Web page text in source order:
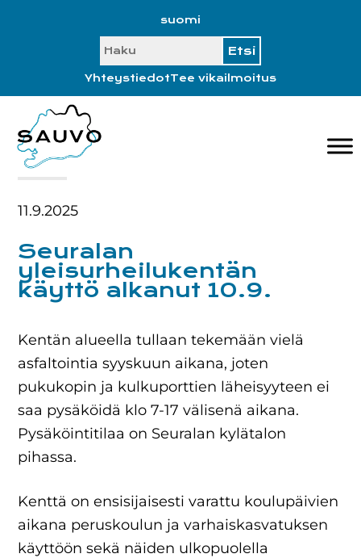
alatunnisteeseen
suomi
SEARCH
YhteystiedotTee vikailmoitus
11.9.2025
Seuralan
yleisurheilukentän
käyttö alkanut 10.9.
Kentän alueella tullaan tekemään vielä
asfaltointia syyskuun aikana, joten
pukukopin ja kulkuporttien läheisyyteen ei
saa pysäköidä klo 7-17 välisenä aikana.
Pysäköintitilaa on Seuralan kylätalon
pihassa.
Kenttä on ensisijaisesti varattu koulupäivien
aikana peruskoulun ja varhaiskasvatuksen
käyttöön sekä näiden ulkopuolella